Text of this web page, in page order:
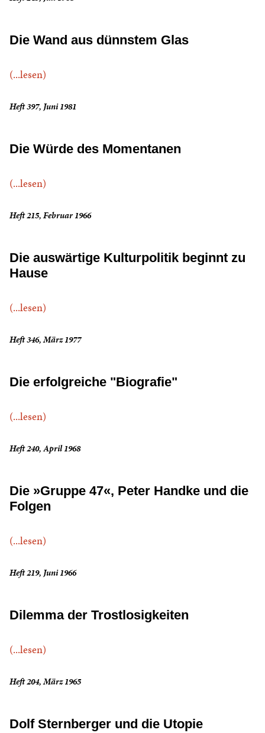
Die Wand aus dünnstem Glas
(...lesen)
Heft 397, Juni 1981
Die Würde des Momentanen
(...lesen)
Heft 215, Februar 1966
Die auswärtige Kulturpolitik beginnt zu
Hause
(...lesen)
Heft 346, März 1977
Die erfolgreiche "Biografie"
(...lesen)
Heft 240, April 1968
Die »Gruppe 47«, Peter Handke und die
Folgen
(...lesen)
Heft 219, Juni 1966
Dilemma der Trostlosigkeiten
(...lesen)
Heft 204, März 1965
Dolf Sternberger und die Utopie